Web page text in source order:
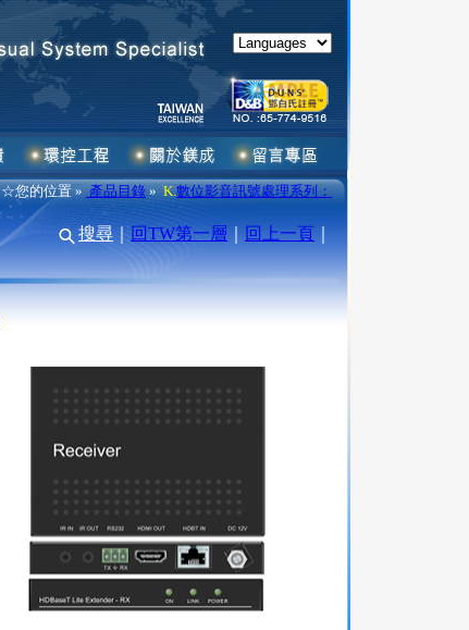
☆您的位置 » 產品目錄 » K.數位影音訊號處理系列：
搜尋 ｜回TW第一層 回上一頁